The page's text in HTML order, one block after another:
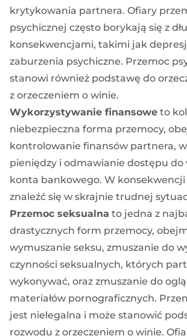
krytykowania partnera. Ofiary
psychicznej często borykają się z
konsekwencjami, takimi jak
zaburzenia psychiczne. Przemoc
stanowi również podstawę do
z orzeczeniem o winie.
Wykorzystywanie finansowe to
niebezpieczna forma przemocy,
kontrolowanie finansów partnera,
pieniędzy i odmawianie dostępu do
konta bankowego. W
znaleźć się w skrajnie trudnej
Przemoc seksualna to jedna z
drastycznych form przemocy,
wymuszanie seksu, zmuszanie do
czynności seksualnych, których
wykonywać, oraz zmuszanie do
materiałów pornograficznych.
jest nielegalna i może stanowić
rozwodu z orzeczeniem o winie.